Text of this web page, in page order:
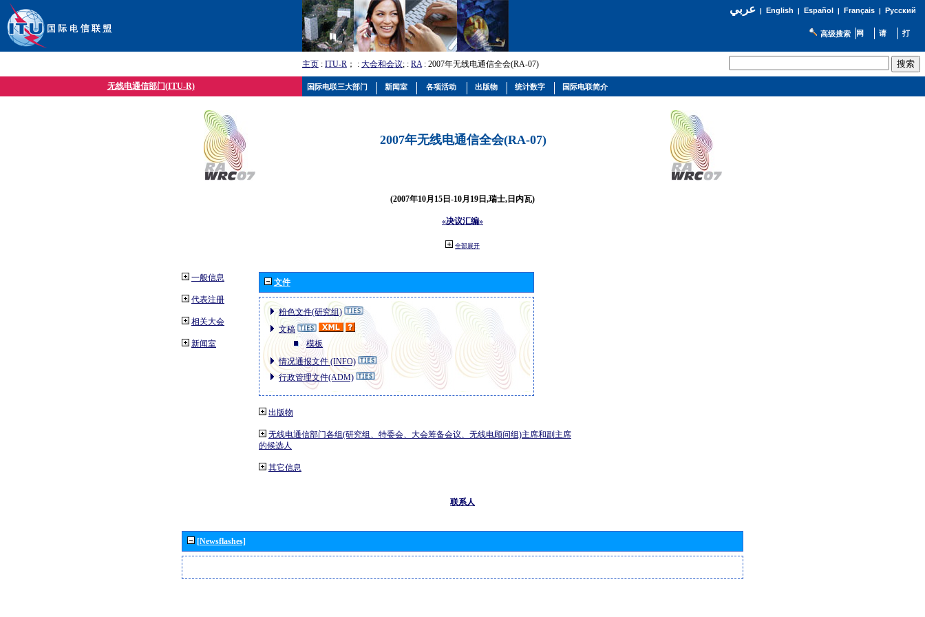
عربي| English | Español | Français| Русский
高级搜索
主页 : ITU-R ； : 大会和会议; : RA: 2007年无线电通信全会(RA-07)
无线电通信部门(ITU-R)
2007年无线电通信全会(RA-07)
(2007年10月15日-10月19日,瑞士,日内瓦)
«决议汇编»
全部展开
一般信息
代表注册
相关大会
新闻室
文件
粉色文件(研究组)
文稿
模板
情况通报文件 (INFO)
行政管理文件(ADM)
出版物
无线电通信部门各组(研究组、特委会、大会筹备会议、无线电顾问组)主席和副主席
的候选人
其它信息
联系人
[Newsflashes]
国际电联三大部门 新闻室 各项活动 出版物 统计数字 国际电联简介